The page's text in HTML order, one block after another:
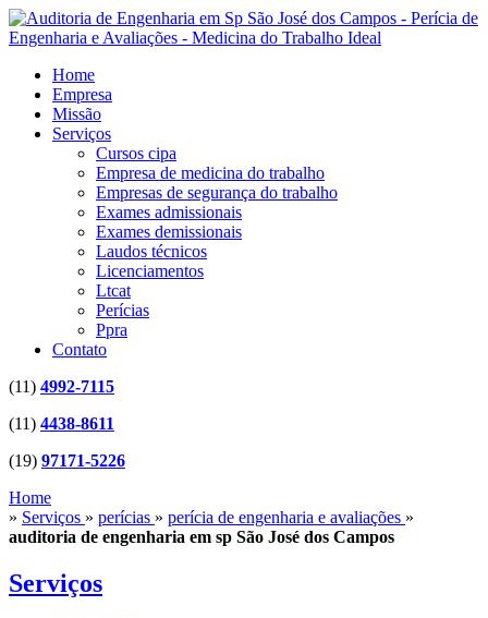
Home
Empresa
Missão
Serviços
Cursos cipa
Empresa de medicina do trabalho
Empresas de segurança do trabalho
Exames admissionais
Exames demissionais
Laudos técnicos
Licenciamentos
Ltcat
Perícias
Ppra
Contato
(11) 4992-7115
(11) 4438-8611
(19) 97171-5226
Home
» Serviços » perícias » perícia de engenharia e avaliações »
auditoria de engenharia em sp São José dos Campos
Serviços